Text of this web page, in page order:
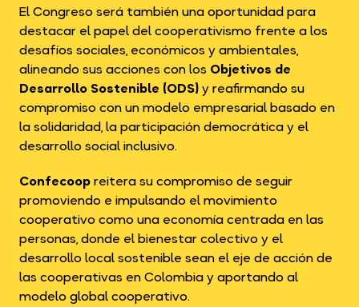
El Congreso será también una oportunidad para
destacar el papel del cooperativismo frente a los
desafíos sociales, económicos y ambientales,
alineando sus acciones con losObjetivos de
Desarrollo Sostenible (ODS)y reafirmando su
compromiso con un modelo empresarial basado en
la solidaridad, la participación democrática y el
desarrollo social inclusivo.
Confecoopreitera su compromiso de seguir
promoviendo e impulsando el movimiento
cooperativo como una economía centrada en las
personas, donde el bienestar colectivo y el
desarrollo local sostenible sean el eje de acción de
las cooperativas en Colombia y aportando al
modelo global cooperativo.